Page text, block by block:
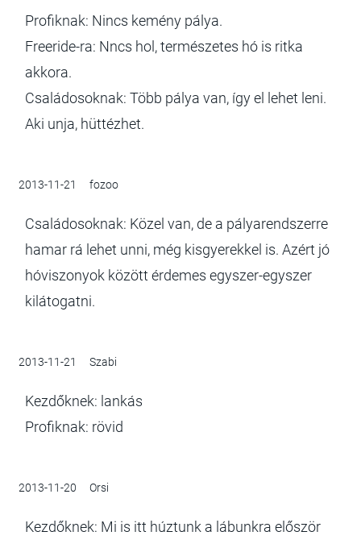
Profiknak: Nincs kemény pálya.
Freeride-ra: Nncs hol, természetes hó is ritka
akkora.
Családosoknak: Több pálya van, így el lehet leni.
Aki unja, hüttézhet.
2013-11-21 fozoo
Családosoknak: Közel van, de a pályarendszerre
hamar rá lehet unni, még kisgyerekkel is. Azért jó
hóviszonyok között érdemes egyszer-egyszer
kilátogatni.
2013-11-21 Szabi
Kezdőknek: lankás
Profiknak: rövid
2013-11-20 Orsi
Kezdőknek: Mi is itt húztunk a lábunkra először